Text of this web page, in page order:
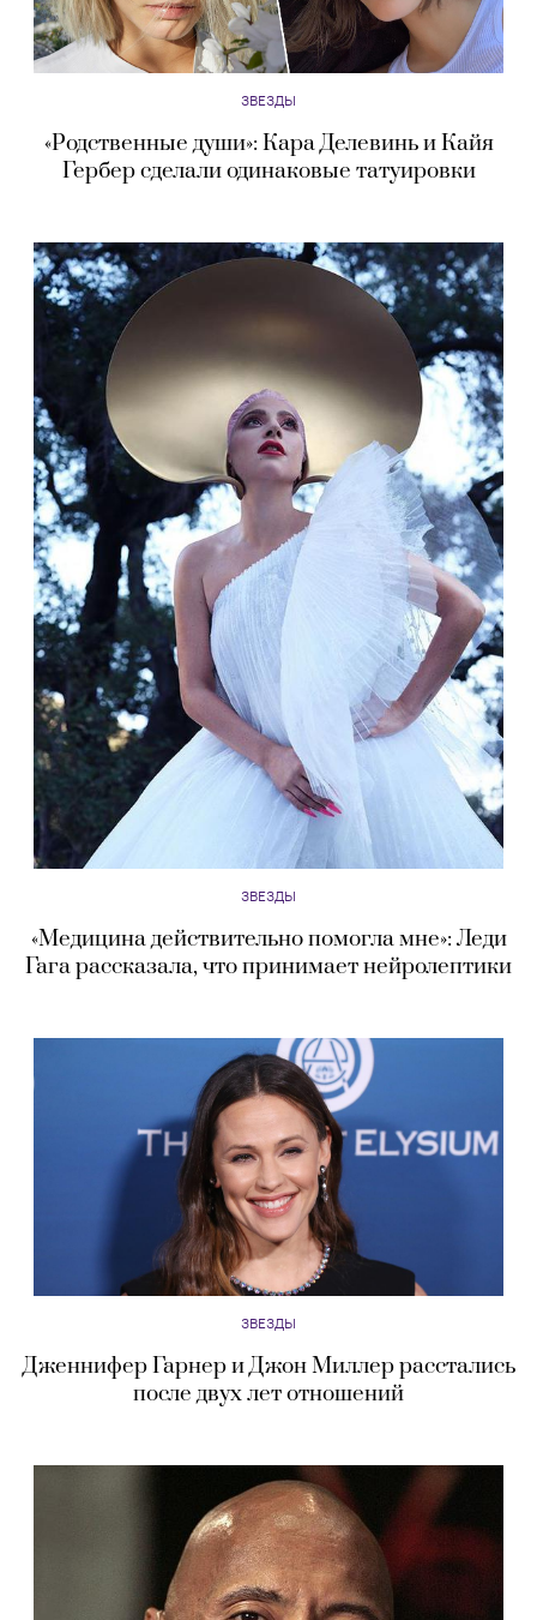
ЗВЕЗДЫ
«Родственные души»: Кара Делевинь и Кайя
Гербер сделали одинаковые татуировки
ЗВЕЗДЫ
«Медицина действительно помогла мне»: Леди
Гага рассказала, что принимает нейролептики
ЗВЕЗДЫ
Дженнифер Гарнер и Джон Миллер расстались
после двух лет отношений